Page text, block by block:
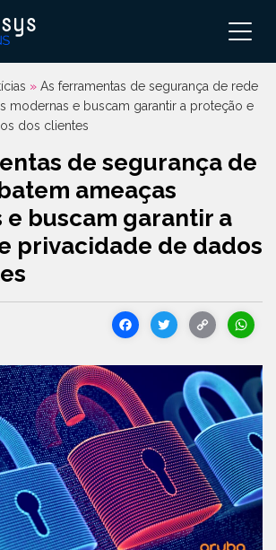
» As ferramentas de segurança de rede
modernas e buscam garantir a proteção e
dos clientes
de segurança de
ameaças
e buscam garantir a
privacidade de dados
Facebook
Twitter
Link